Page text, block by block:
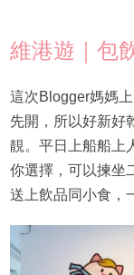
維港遊｜包
這次Blogger媽媽
先開，所以好新好
靚。平日上船船上
你選擇，可以揀坐
送上飲品同小食，